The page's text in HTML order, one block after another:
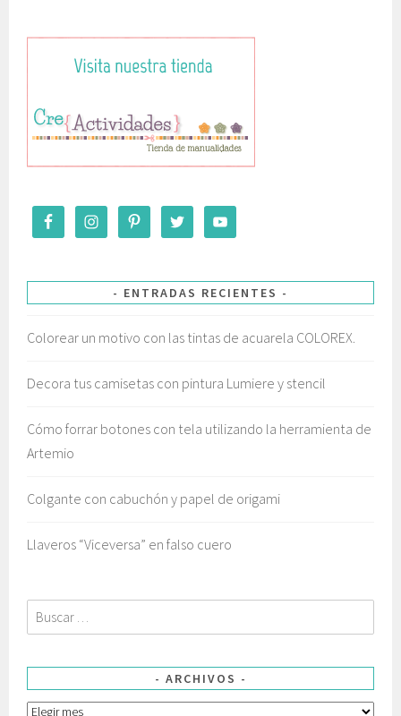
ENTRADAS
ENTRADAS RECIENTES
Colorear un motivo con las tintas de acuarela COLOREX.
Decora tus camisetas con pintura Lumiere y stencil
Cómo forrar botones con tela utilizando la herramienta de
Artemio
Colgante con cabuchón y papel de origami
Llaveros “Viceversa” en falso cuero
Buscar:
ARCHIVOS
Archivos